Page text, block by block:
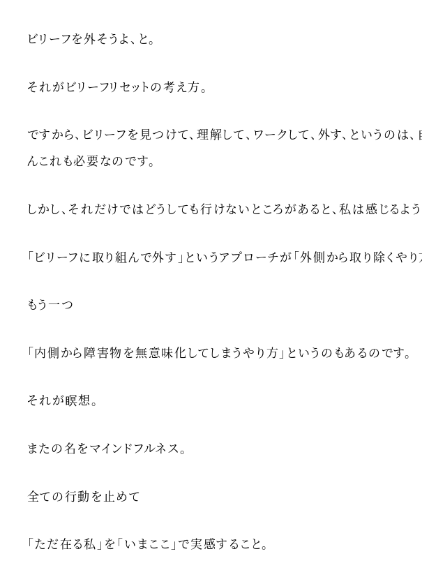
ビリーフを外そうよ、と。
それがビリーフリセットの考え方。
ですから、ビリーフを見つけて、理解して、ワークして、外す、というの
んこれも必要なのです。
しかし、それだけではどうしても行けないところがあると、私は感じるよう
「ビリーフに取り組んで外す」というアプローチが「外側から取り除くや
もう一つ
「内側から障害物を無意味化してしまうやり方」というのもあるのです。
それが瞑想。
またの名をマインドフルネス。
全ての行動を止めて
「ただ在る私」を「いまここ」で実感すること。